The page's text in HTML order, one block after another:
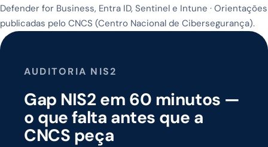
Defender for Business, Entra ID, Sentinel e Intune · Orientações
publicadas pelo CNCS (Centro Nacional de Cibersegurança).
AUDITORIA NIS2
Gap NIS2 em 60 minutos —
o que falta antes que a
CNCS peça